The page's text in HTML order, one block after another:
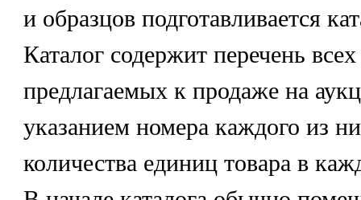
и образцов подготавливается
Каталог содержит перечень
предлагаемых к продаже на
указанием номера каждого из
количества единиц товара в